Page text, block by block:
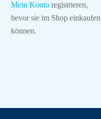
Mein Konto registrieren,
bevor sie im Shop einkaufen
können.